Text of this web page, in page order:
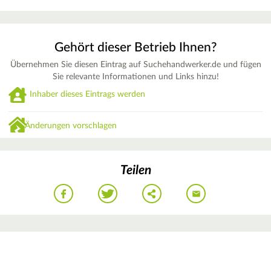
Gehört dieser Betrieb Ihnen?
Übernehmen Sie diesen Eintrag auf Suchehandwerker.de und fügen
Sie relevante Informationen und Links hinzu!
Inhaber dieses Eintrags werden
Änderungen vorschlagen
Teilen